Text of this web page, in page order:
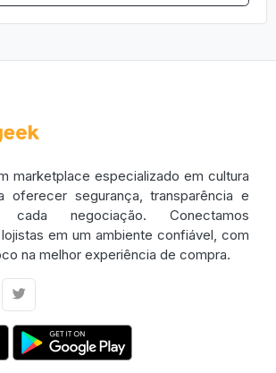
marketplace especializado em cultura
oferecer segurança, transparência e
negociação. Conectamos
em um ambiente confiável, com
na melhor experiência de compra.